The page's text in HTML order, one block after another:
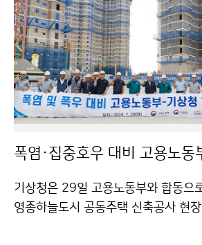
기상청은 29일 고용노동부와 합동으
영종하늘도시 공동주택 신축공사 현